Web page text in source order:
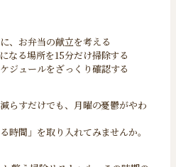
、お弁当の献立を考える
なる場所を15分だけ掃除する
ジュールをざっくり確認する
らすだけでも、月曜の憂鬱がやわ
時間」を取り入れてみませんか。